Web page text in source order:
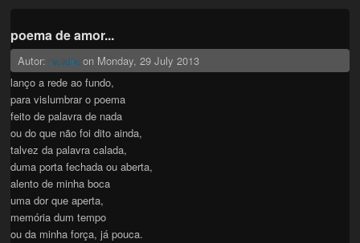
poema de amor...
Autor: natalia on Monday, 29 July 2013
lanço a rede ao fundo,
para vislumbrar o poema
feito de palavra de nada
ou do que não foi dito ainda,
talvez da palavra calada,
duma porta fechada ou aberta,
alento de minha boca
uma dor que aperta,
memória dum tempo
ou da minha força, já pouca.